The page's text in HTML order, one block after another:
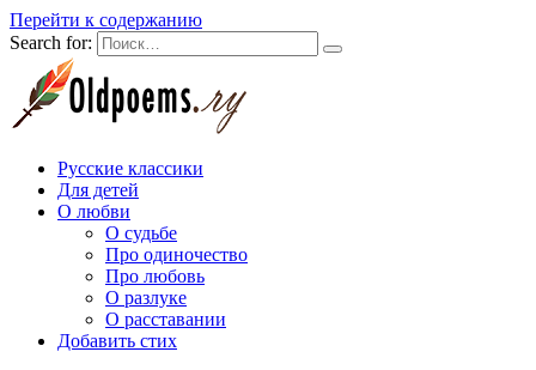
Перейти к содержанию
Search for:
Русские классики
Для детей
О любви
О судьбе
Про одиночество
Про любовь
О разлуке
О расставании
Добавить стих